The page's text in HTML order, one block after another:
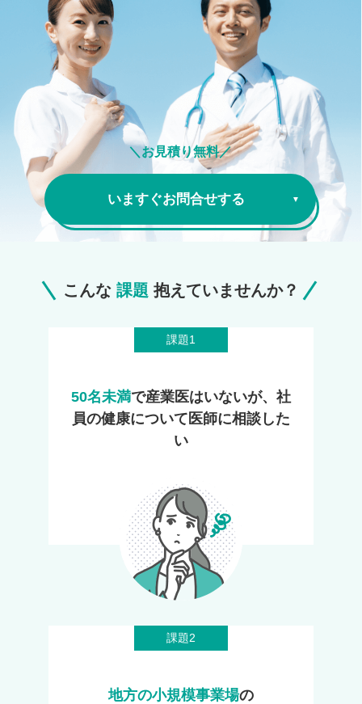
＼お見積り無料／
いますぐお問合せする
こんな 課題 抱えていませんか？
課題1
50名未満で産業医はいないが、社
員の健康について医師に相談した
い
課題2
地方の小規模事業場の